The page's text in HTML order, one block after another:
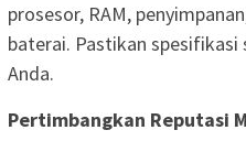
prosesor, RAM,
baterai. Pastikan spesifikasi
Anda.
Pertimbangkan Reputasi